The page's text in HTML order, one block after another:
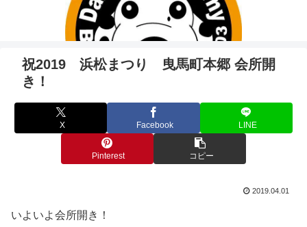
祝2019 浜松まつり 曳馬町本郷 会所開
き！
X Facebook LINE
Pinterest コピー
2019.04.01
いよいよ会所開き！